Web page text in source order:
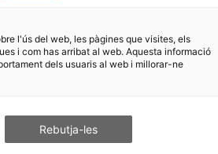
l'ús del web, les pàgines que visites, els
i com has arribat al web. Aquesta informació
dels usuaris al web i millorar-ne
Rebutja-les